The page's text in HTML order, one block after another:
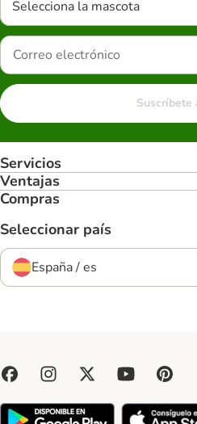
Selecciona la mascota
Suscríbete
Servicios
Ventajas
Compras
Seleccionar país
España / es